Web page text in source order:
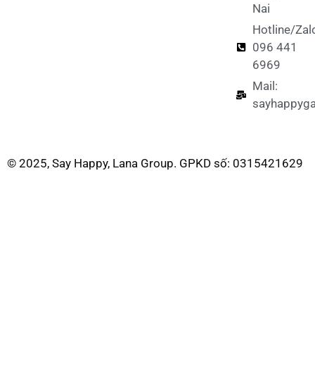
Nai
Hotline/
096 441
6969
Mail:
© 2025, Say Happy, Lana Group. GPKD số: 0315421629